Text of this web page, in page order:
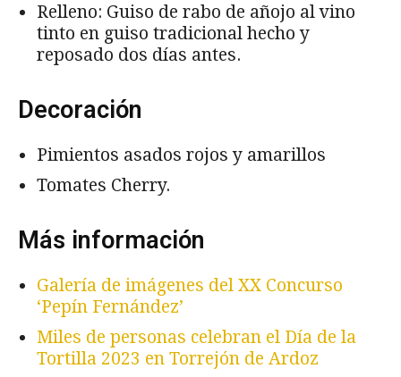
Relleno: Guiso de rabo de añojo al vino
tinto en guiso tradicional hecho y
reposado dos días antes.
Decoración
Pimientos asados rojos y amarillos
Tomates Cherry.
Más información
Galería de imágenes del XX Concurso
‘Pepín Fernández’
Miles de personas celebran el Día de la
Tortilla 2023 en Torrejón de Ardoz